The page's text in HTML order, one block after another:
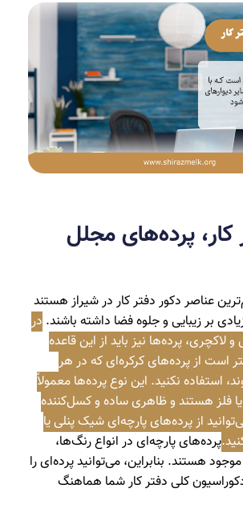
کار، پرده‌های مجلل
عناصر دکور دفتر کار در شیراز هستند
بر زیبایی و جلوه فضا داشته باشند. در
لاکچری، پرده‌ها نیز باید از این قاعده
است از پرده‌های کرکره‌ای که در هر
استفاده نکنید. این نوع پرده‌ها معمولاً
فلز هستند و ظاهری ساده و کسل‌کننده
از پرده‌های پارچه‌ای شیک پنلی یا
پرده‌های پارچه‌ای در انواع رنگ‌ها،
هستند. بنابراین، می‌توانید پرده‌ای را
کلی دفتر کار شما هماهنگ